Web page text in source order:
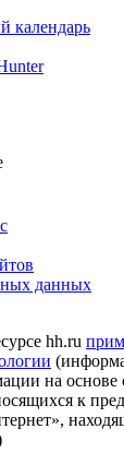
календарь
данных
hh.ru
на основе
к